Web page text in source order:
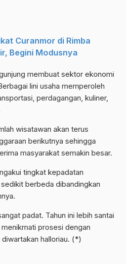
Curanmor di Rimba
Begini Modusnya
membuat sektor ekonomi
lini usaha memperoleh
perdagangan, kuliner,
wisatawan akan terus
berikutnya sehingga
masyarakat semakin besar.
tingkat kepadatan
berbeda dibandingkan
padat. Tahun ini lebih santai
prosesi dengan
halloriau. (*)